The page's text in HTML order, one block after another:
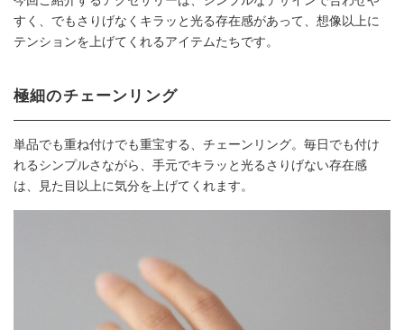
すく、でもさりげなくキラッと光る存在感があって、想像以上に
テンションを上げてくれるアイテムたちです。
極細のチェーンリング
単品でも重ね付けでも重宝する、チェーンリング。毎日でも付け
れるシンプルさながら、手元でキラッと光るさりげない存在感
は、見た目以上に気分を上げてくれます。